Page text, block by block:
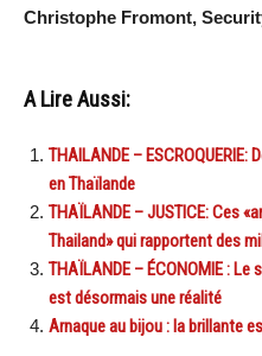
Christophe Fromont,
A Lire Aussi:
THAILANDE –
en Thaïlande
THAÏLANDE – JUSTICE: Ces
Thailand» qui rapportent des
THAÏLANDE – ÉCONOMIE :
est désormais une réalité
Arnaque au bijou : la brillante